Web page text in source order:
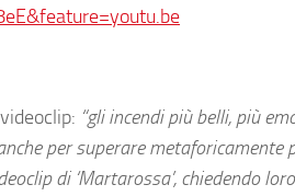
“gli incendi più belli, più
per superare
di ‘Martarossa’, chiedendo